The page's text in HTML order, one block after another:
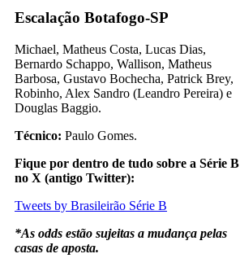
Escalação Botafogo-SP
Michael, Matheus Costa, Lucas Dias,
Bernardo Schappo, Wallison, Matheus
Barbosa, Gustavo Bochecha, Patrick Brey,
Robinho, Alex Sandro (Leandro Pereira) e
Douglas Baggio.
Técnico: Paulo Gomes.
Fique por dentro de tudo sobre a Série B
no X (antigo Twitter):
Tweets by Brasileirão Série B
*As odds estão sujeitas a mudança pelas
casas de aposta.